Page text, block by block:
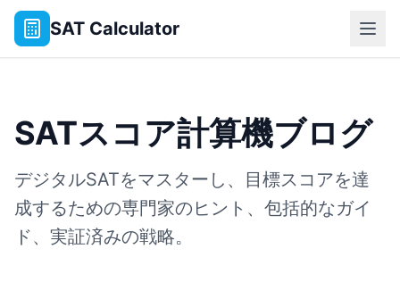
SAT Calculator
SATスコア計算機ブログ
デジタルSATをマスターし、目標スコアを達
成するための専門家のヒント、包括的なガイ
ド、実証済みの戦略。